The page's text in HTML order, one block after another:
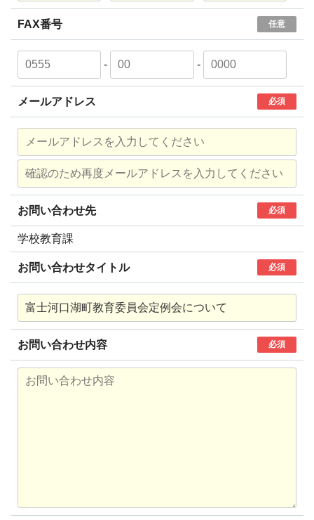
FAX番号 任意
- -
メールアドレス 必須
お問い合わせ先 必須
学校教育課
お問い合わせタイトル 必須
お問い合わせ内容 必須